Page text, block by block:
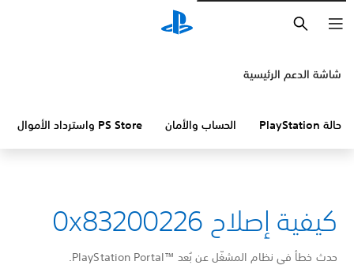
شاشة الدعم الرئيسية
حالة PlayStation الحساب والأمان PS Store واسترداد الأموال
كيفية إصلاح 0x83200226
حدث خطأ في نظام المشغّل عن بُعد PlayStation Portal™‎.